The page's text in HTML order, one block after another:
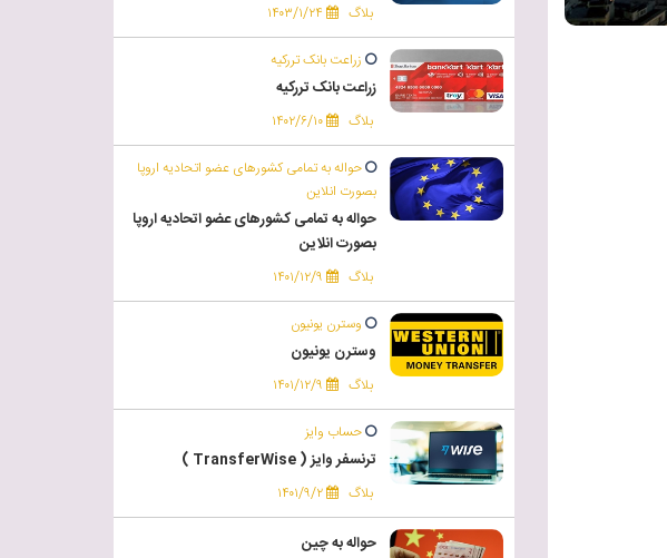
بلاگ ۱۴۰۳/۱/۲۴
زراعت بانک تررکیه
زراعت بانک تررکیه
بلاگ ۱۴۰۲/۶/۱۰
حواله به تمامی کشورهای عضو اتحادیه اروپا
بصورت انلاین
حواله به تمامی کشورهای عضو اتحادیه اروپا
بصورت انلاین
بلاگ ۱۴۰۱/۱۲/۹
وسترن یونیون
وسترن یونیون
بلاگ ۱۴۰۱/۱۲/۹
حساب وایز
ترنسفر وایز ( TransferWise )
بلاگ ۱۴۰۱/۹/۲
حواله به چین